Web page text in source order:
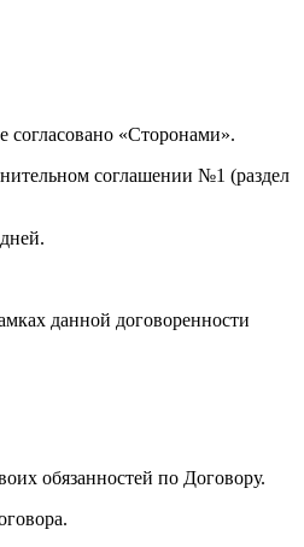
согласовано «Сторонами».
соглашении №1 (раздел
данной договоренности
обязанностей по Договору.